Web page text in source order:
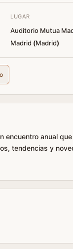
LUGAR
Auditorio Mutua
Madrid (Madrid)
encuentro anual
tendencias y